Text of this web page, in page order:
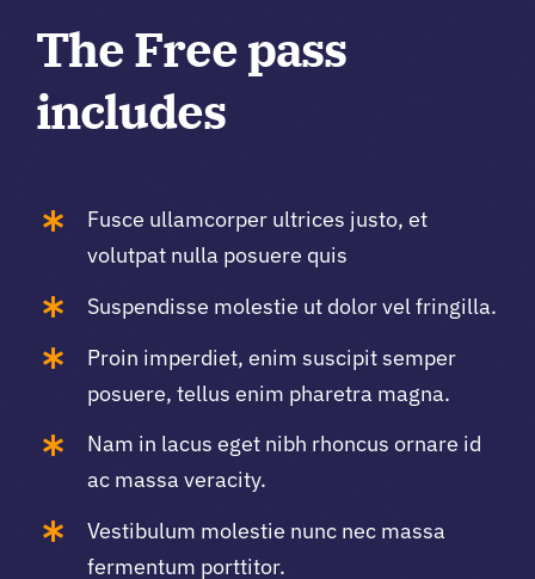
The Free pass
includes
Fusce ullamcorper ultrices justo, et
volutpat nulla posuere quis
Suspendisse molestie ut dolor vel fringilla.
Proin imperdiet, enim suscipit semper
posuere, tellus enim pharetra magna.
Nam in lacus eget nibh rhoncus ornare id
ac massa veracity.
Vestibulum molestie nunc nec massa
fermentum porttitor.